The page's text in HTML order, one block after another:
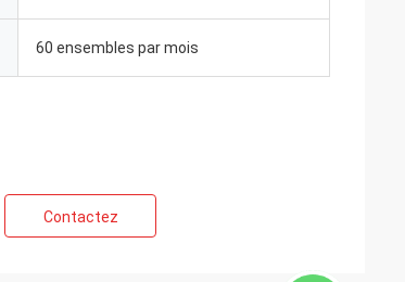
60 ensembles par mois
Contactez